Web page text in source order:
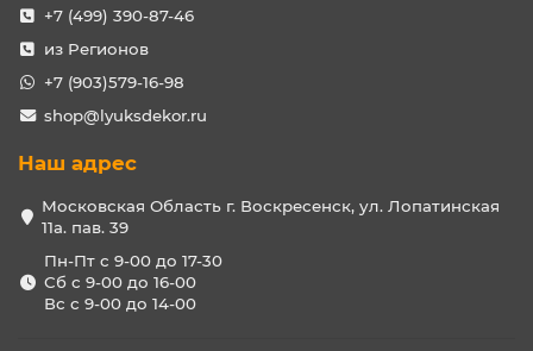
влажности, которыми обладает качественный
эстетических качеств декора на протяжении
длительного периода, тогда как дерево, которое
цене, нуждается в ежегодном косметическом
трещин или разбуханию.
больших потолочных балок выполняется с
использованием специального клея и саморезов,
что не представляет особой сложности.
Практичность. Полиуретановые балки не только
легки в транспортировке и удобны в монтаже, они
+7 (499) 390-87-46
из Регионов
+7 (903)579-16-98
shop@lyuksdekor.ru
Наш адрес
Московская Область г. Воскресенск, ул. Лопатинская
11а. пав. 39
Пн-Пт с 9-00 до 17-30
Сб с 9-00 до 16-00
Вс с 9-00 до 14-00